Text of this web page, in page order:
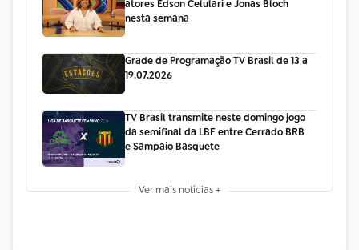
atores Edson Celulari e Jonas Bloch
nesta semana
Grade de Programação TV Brasil de 13 a
19.07.2026
TV Brasil transmite neste domingo jogo
da semifinal da LBF entre Cerrado BRB
e Sampaio Basquete
Ver mais notícias +